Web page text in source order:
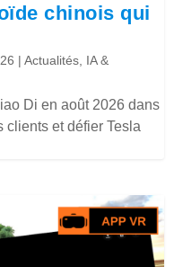
chinois qui
|Actualités IA &
Di en août 2026 dans
et défier Tesla